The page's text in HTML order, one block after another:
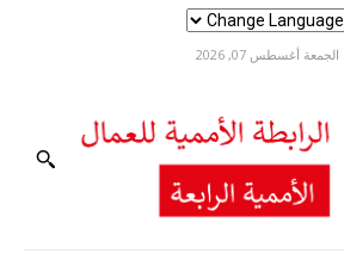
الجمعة أغسطس 07, 2026